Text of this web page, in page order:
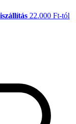
22.000 Ft-tól